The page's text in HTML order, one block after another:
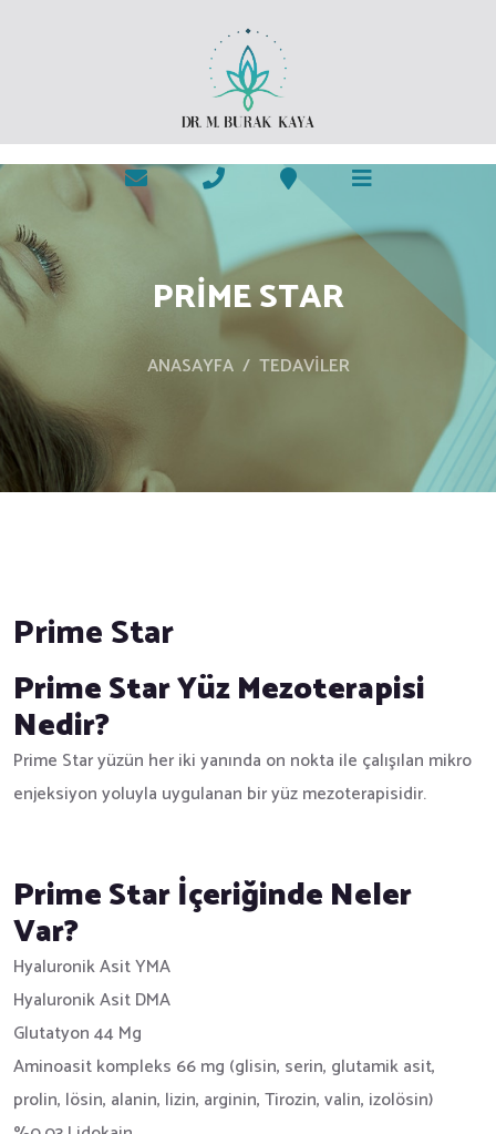
PRIME STAR
ANASAYFA TEDAVILER
Prime Star
Prime Star Yüz Mezoterapisi
Nedir?
Prime Star yüzün her iki yanında on nokta ile çalışılan mikro
enjeksiyon yoluyla uygulanan bir yüz mezoterapisidir.
Prime Star İçeriğinde Neler
Var?
Hyaluronik Asit YMA
Hyaluronik Asit DMA
Glutatyon 44 Mg
Aminoasit kompleks 66 mg (glisin, serin, glutamik asit,
prolin, lösin, alanin, lizin, arginin, Tirozin, valin, izolösin)